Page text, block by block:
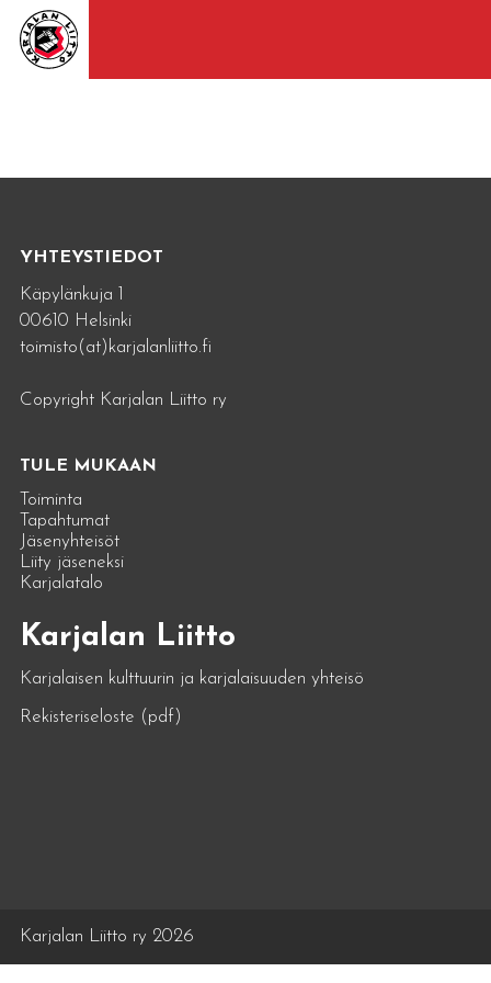
YHTEYSTIEDOT
Käpylänkuja 1
00610 Helsinki
toimisto(at)karjalanliitto.fi
Copyright Karjalan Liitto ry
TULE MUKAAN
Toiminta
Tapahtumat
Jäsenyhteisöt
Liity jäseneksi
Karjalatalo
Karjalan Liitto
Karjalaisen kulttuurin ja karjalaisuuden yhteisö
Rekisteriseloste (pdf)
Karjalan Liitto ry 2026